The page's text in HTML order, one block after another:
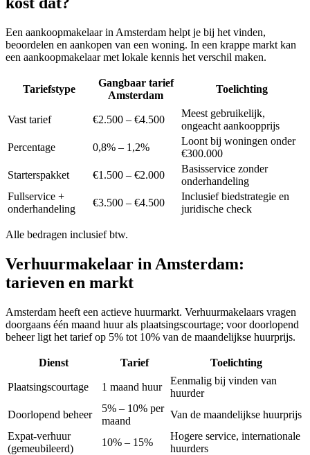
Een aankoopmakelaar in Amsterdam helpt je bij het vinden,
beoordelen en aankopen van een woning. In een krappe markt kan
een aankoopmakelaar met lokale kennis het verschil maken.
Tariefstype
Gangbaar tarief
Amsterdam
Toelichting
Vast tarief €2.500 – €4.500
Meest gebruikelijk,
ongeacht aankoopprijs
Percentage
0,8% – 1,2%
Loont bij woningen onder
€300.000
Starterspakket
€1.500 – €2.000
Basisservice zonder
onderhandeling
Fullservice +
onderhandeling
€3.500 – €4.500
Inclusief biedstrategie en
juridische check
Alle bedragen inclusief btw.
Verhuurmakelaar in Amsterdam:
tarieven en markt
Amsterdam heeft een actieve huurmarkt. Verhuurmakelaars vragen
doorgaans één maand huur als plaatsingscourtage; voor doorlopend
beheer ligt het tarief op 5% tot 10% van de maandelijkse huurprijs.
Dienst Tarief Toelichting
Plaatsingscourtage 1 maand huur
Eenmalig bij vinden van
huurder
Doorlopend beheer
5% – 10% per
maand
Van de maandelijkse huurprijs
Expat-verhuur
(gemeubileerd)
10% – 15%
Hogere service, internationale
huurders